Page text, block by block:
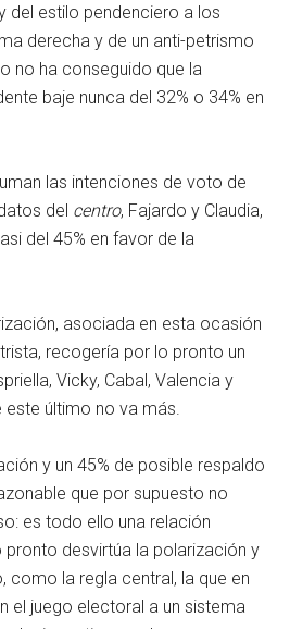
del estilo pendenciero a los
derecha y de un anti-petrismo
no ha conseguido que la
baje nunca del 32% o 34% en
las intenciones de voto de
del centro, Fajardo y Claudia,
del 45% en favor de la
asociada en esta ocasión
recogería por lo pronto un
Vicky, Cabal, Valencia y
este último no va más.
y un 45% de posible respaldo
que por supuesto no
es todo ello una relación
desvirtúa la polarización y
como la regla central, la que en
el juego electoral a un sistema